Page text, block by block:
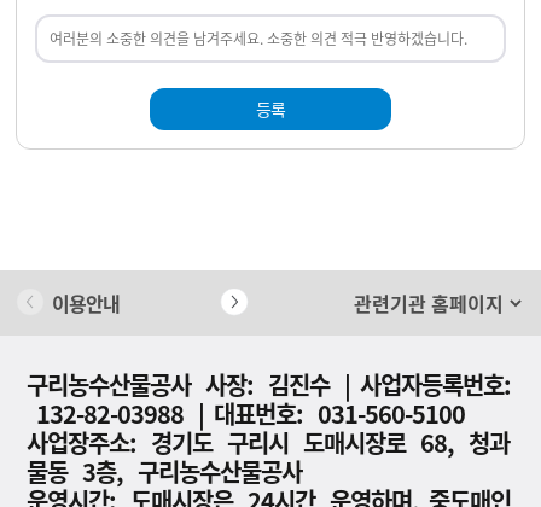
등록
이용안내 개인정보 처리방침
구리농수산물공사 사장: 김진수 | 사업자등록번호:
132-82-03988 | 대표번호: 031-560-5100
사업장주소: 경기도 구리시 도매시장로 68, 청과
물동 3층, 구리농수산물공사